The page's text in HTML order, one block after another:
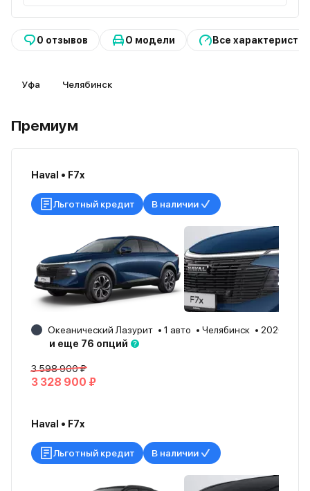
0 отзывов О модели Все
Уфа Челябинск
Премиум
Haval • F7x
Льготный кредит В наличии
Океанический Лазурит 1 авто Челябинск
2026
и еще 76 опций
3 598 900 ₽
3 328 900 ₽
Haval • F7x
Льготный кредит В наличии